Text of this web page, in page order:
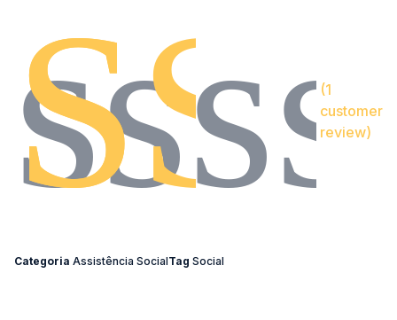
(1
customer
review)
Categoria Assistência SocialTag Social